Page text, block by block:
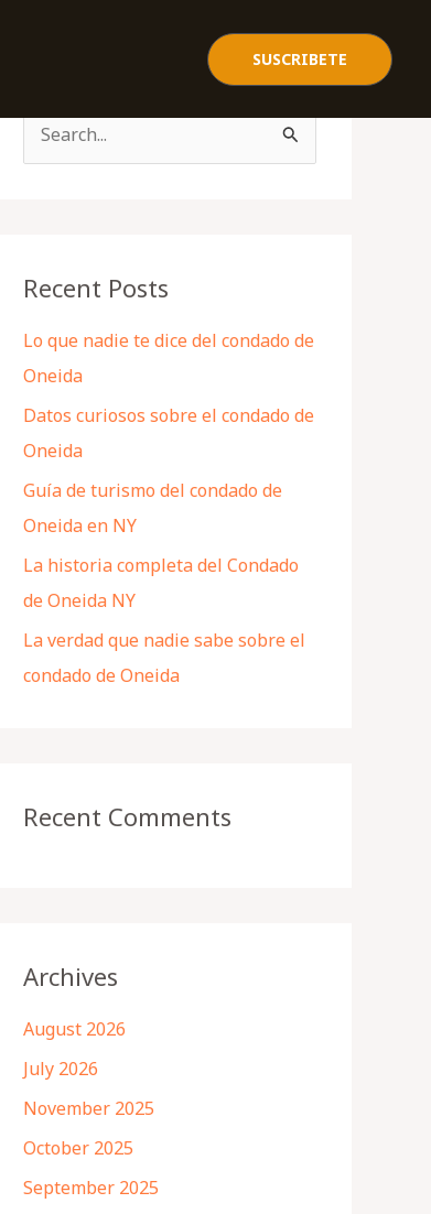
SUSCRIBETE
c
f
o
r
:
Recent Posts
Lo que nadie te dice del condado de
Oneida
Datos curiosos sobre el condado de
Oneida
Guía de turismo del condado de
Oneida en NY
La historia completa del Condado
de Oneida NY
La verdad que nadie sabe sobre el
condado de Oneida
Recent Comments
Archives
August 2026
July 2026
November 2025
October 2025
September 2025